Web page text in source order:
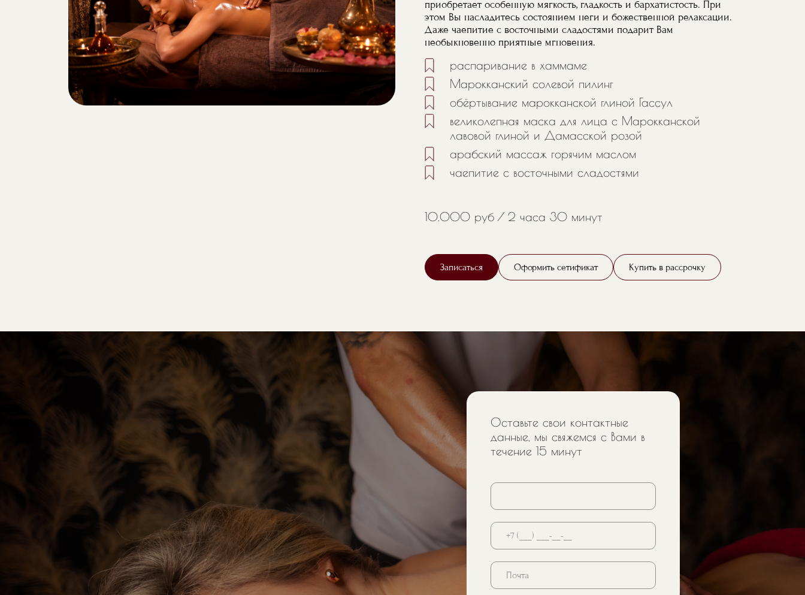
приобретает особенную мягкость, гладкость и бархатистость. При
этом Вы насладитесь состоянием неги и божественной релаксации.
Даже чаепитие с восточными сладостями подарит Вам
необыкновенно приятные мгновения.
распаривание в хаммаме
Марокканский солевой пилинг
обёртывание марокканской глиной Гассул
великолепная маска для лица с Марокканской
лавовой глиной и Дамасской розой
арабский массаж горячим маслом
чаепитие с восточными сладостями
10.000 руб 2 часа 30 минут
Записаться Оформить сетификат Купить в рассрочку
Оставьте свои контактные
данные, мы свяжемся с Вами в
течение 15 минут
Почта